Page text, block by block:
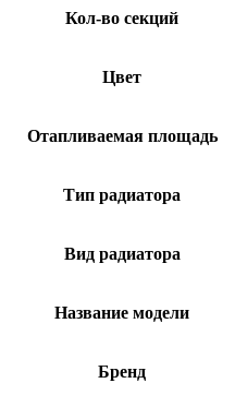
Кол-во секций
Цвет
Отапливаемая площадь
Тип радиатора
Вид радиатора
Название модели
Бренд